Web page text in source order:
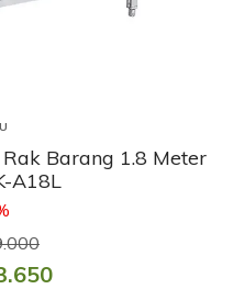
Barang 1.8 Meter
A18L